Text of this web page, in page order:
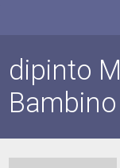
dipinto
Bambino